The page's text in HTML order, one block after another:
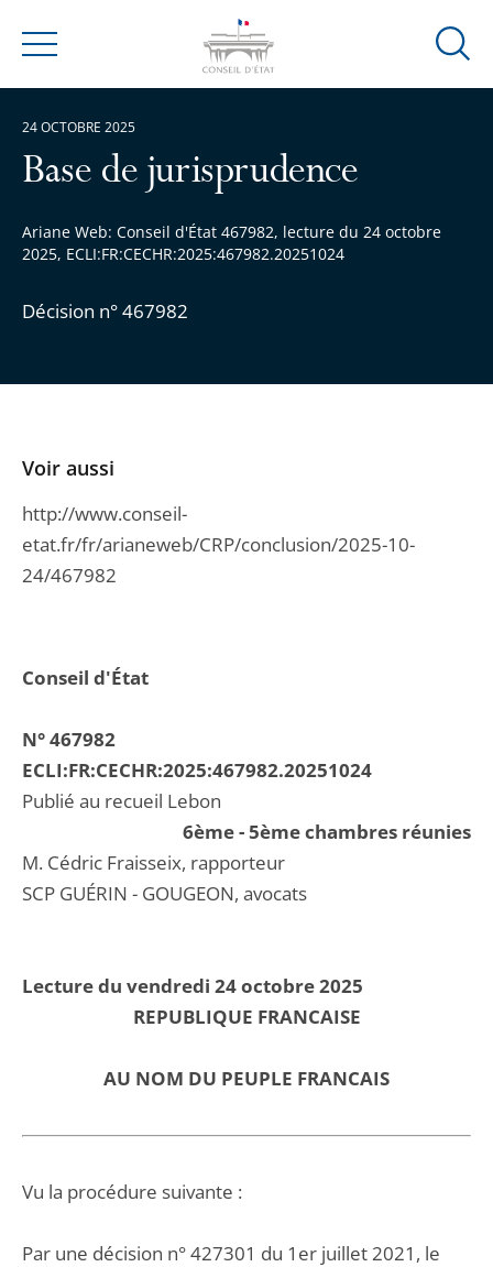
Menu
Ouvrir
Base de jurisprudence
Ariane Web: Conseil d'État 467982, lecture du 24 octobre
2025, ECLI:FR:CECHR:2025:467982.20251024
Décision n° 467982
24 OCTOBRE 2025
Conseil d'État
N° 467982
ECLI:FR:CECHR:2025:467982.20251024
Publié au recueil Lebon
6ème - 5ème chambres réunies
M. Cédric Fraisseix, rapporteur
SCP GUÉRIN - GOUGEON, avocats
Lecture du vendredi 24 octobre 2025
REPUBLIQUE FRANCAISE
AU NOM DU PEUPLE FRANCAIS
Vu la procédure suivante :
Par une décision n° 427301 du 1er juillet 2021, le
Voir aussi
http://www.conseil-
etat.fr/fr/arianeweb/CRP/conclusion/2025-10-
24/467982